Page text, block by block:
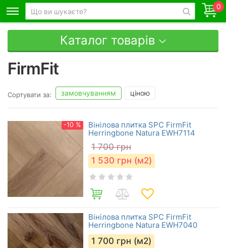
0
Каталог товарів
FirmFit
Сортувати за: замовчуванням ціною
-10 %
Вінілова плитка SPC FirmFit
Herringbone Natura EWH7114
1 700 грн
1 530 грн (м2)
Вінілова плитка SPC FirmFit
Herringbone Natura EWH7040
1 700 грн (м2)